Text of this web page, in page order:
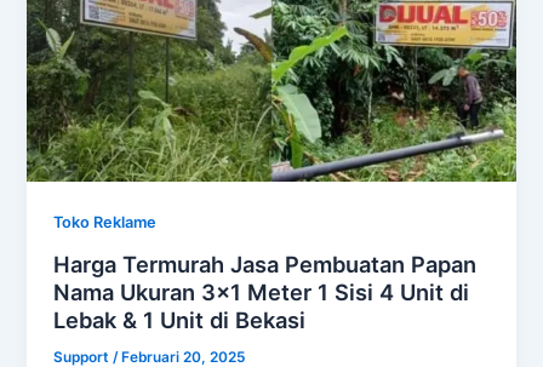
Toko Reklame
Harga Termurah Jasa Pembuatan Papan
Nama Ukuran 3×1 Meter 1 Sisi 4 Unit di
Lebak & 1 Unit di Bekasi
Support/ Februari 20, 2025